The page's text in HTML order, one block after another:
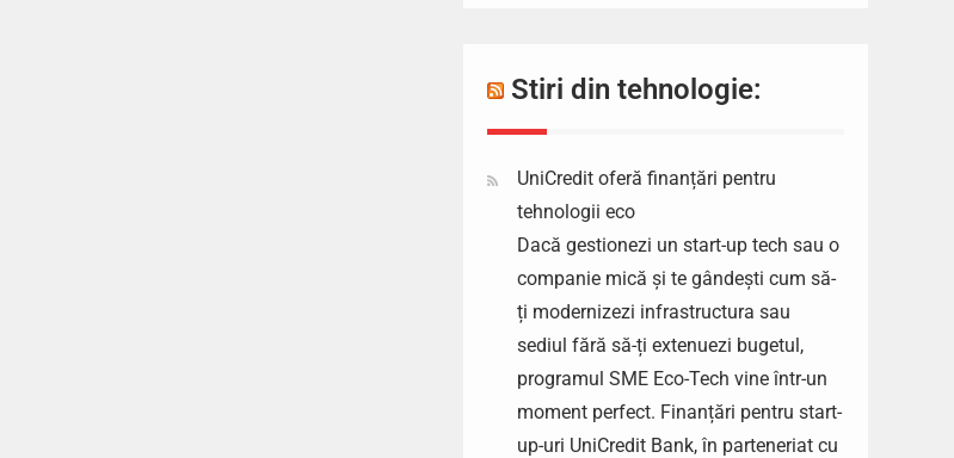
Stiri din tehnologie:
UniCredit oferă finanțări pentru
tehnologii eco
Dacă gestionezi un start-up tech sau o
companie mică și te gândești cum să-
ți modernizezi infrastructura sau
sediul fără să-ți extenuezi bugetul,
programul SME Eco-Tech vine într-un
moment perfect. Finanțări pentru start-
up-uri UniCredit Bank, în parteneriat cu